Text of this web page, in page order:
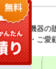
・空調機器
ご信頼・ご愛